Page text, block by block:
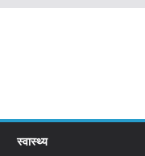
स्वास्थ्य